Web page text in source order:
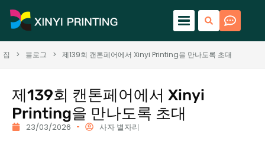
집 > 블로그 > 제139회 캔톤페어에서 Xinyi Printing을 만나도록 초대
제139회 캔톤페어에서 Xinyi
Printing을 만나도록 초대
23/03/2026 사자 별자리